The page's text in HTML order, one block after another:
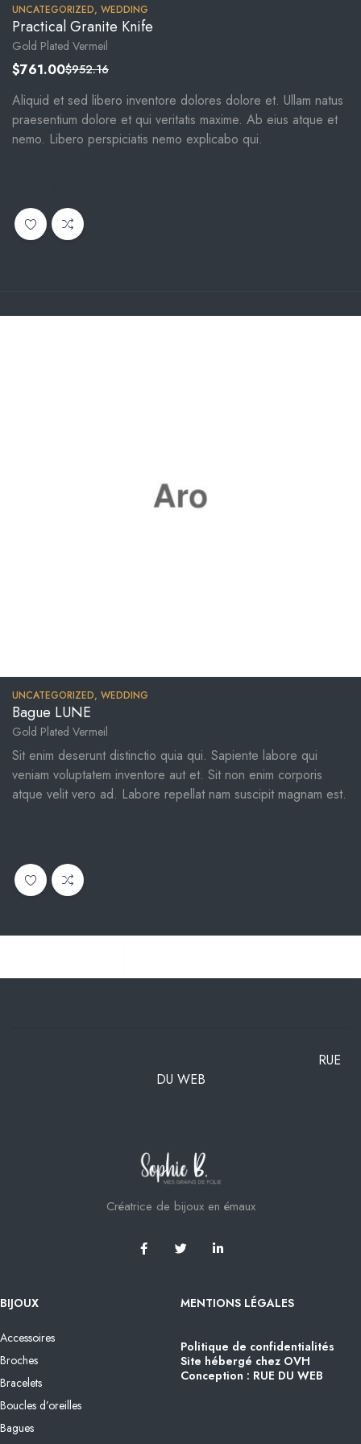
UNCATEGORIZED, WEDDING
Practical Granite Knife
Gold Plated Vermeil
$952.16
$761.00
Aliquid et sed libero inventore dolores dolore et. Ullam natus
praesentium dolore et qui veritatis maxime. Ab eius atque et
nemo. Libero perspiciatis nemo explicabo qui.
UNCATEGORIZED, WEDDING
Bague LUNE
Gold Plated Vermeil
Sit enim deserunt distinctio quia qui. Sapiente labore qui
veniam voluptatem inventore aut et. Sit non enim corporis
atque velit vero ad. Labore repellat nam suscipit magnam est.
RUE
DU WEB
Créatrice de bijoux en émaux
BIJOUX
Accessoires
Broches
Bracelets
Boucles d’oreilles
Bagues
MENTIONS LÉGALES
Politique de confidentialités
Site hébergé chez OVH
Conception : RUE DU WEB